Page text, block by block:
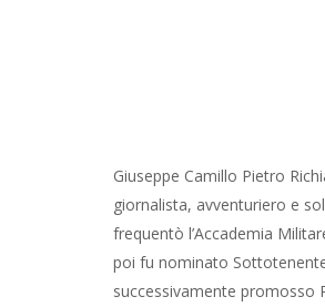
Giuseppe Camillo Pietro
giornalista, avventuriero e
frequentò l’Accademia
poi fu nominato
successivamente promosso